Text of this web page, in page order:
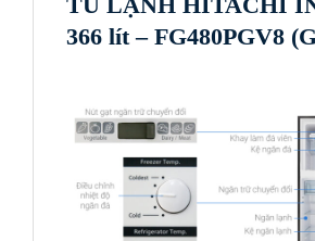
366 lít – FG480PGV8